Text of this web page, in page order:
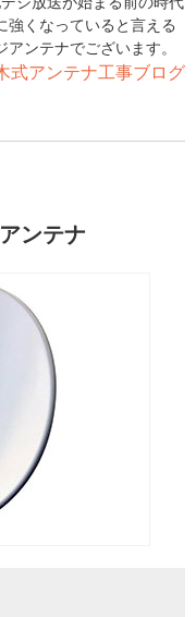
強くなっていると言える
ンテナでございます。
式アンテナ工事ブログ
ンテナ